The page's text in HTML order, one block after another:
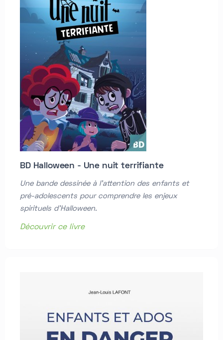
BD Halloween - Une nuit terrifiante
Une bande dessinée à l'attention des enfants et
pré-adolescents pour comprendre les enjeux
spirituels d'Halloween.
Découvrir ce livre